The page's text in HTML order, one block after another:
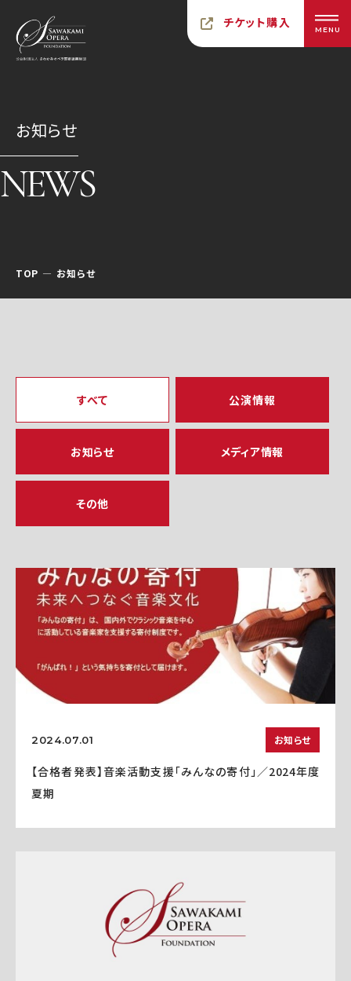
チケット購入 MENU
お知らせ
NEWS
TOP お知らせ
すべて 公演情報
お知らせ メディア情報
その他
2024.07.01 お知らせ
【合格者発表】音楽活動支援「みんなの寄付」／2024年度
夏期